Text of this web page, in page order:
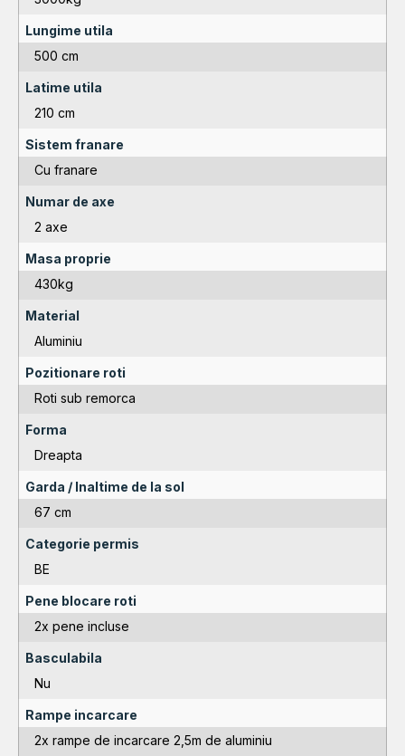
Lungime utila
500 cm
Latime utila
210 cm
Sistem franare
Cu franare
Numar de axe
2 axe
Masa proprie
430kg
Material
Aluminiu
Pozitionare roti
Roti sub remorca
Forma
Dreapta
Garda / Inaltime de la sol
67 cm
Categorie permis
BE
Pene blocare roti
2x pene incluse
Basculabila
Nu
Rampe incarcare
2x rampe de incarcare 2,5m de aluminiu